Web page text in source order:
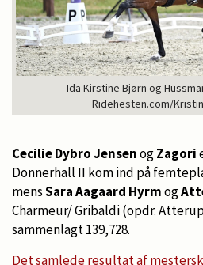
Ida Kirstine Bjørn og
Ridehesten.com/
Cecilie Dybro JensenogZagori
Donnerhall II kom ind på
mensSara Aagaard Hyrmog
Charmeur/ Gribaldi (opdr.
sammenlagt 139,728.
Det samlede resultat af